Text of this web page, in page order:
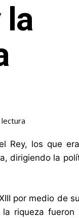
la
lectura
Rey, los que
dirigiendo la
por medio de
riqueza